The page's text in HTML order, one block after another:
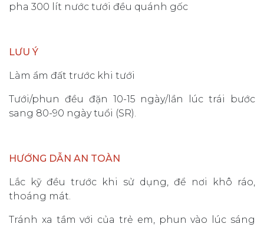
pha 300 lít nước tưới đều quánh gốc
LƯU Ý
Làm ẩm đất trước khi tưới
Tưới/phun đều đặn 10-15 ngày/lần lúc trái bước
sang 80-90 ngày tuổi (SR).
HƯỚNG DẪN AN TOÀN
Lắc kỹ đều trước khi sử dụng, để nơi khô ráo,
thoáng mát.
Tránh xa tầm với của trẻ em, phun vào lúc sáng